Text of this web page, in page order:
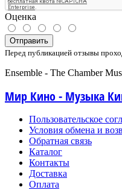
Оценка
Отправить
Перед публикацией отзывы
Ensemble - The Chamber
Мир Кино - Музыка
Пользовательское
Условия обмена и
Обратная связь
Каталог
Контакты
Доставка
Оплата